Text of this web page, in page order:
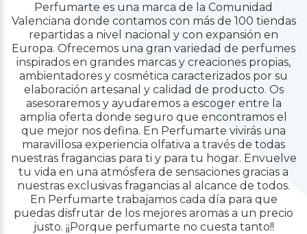
Perfumarte es una marca de la Comunidad
Valenciana donde contamos con más de 100 tiendas
repartidas a nivel nacional y con expansión en
Europa. Ofrecemos una gran variedad de perfumes
inspirados en grandes marcas y creaciones propias,
ambientadores y cosmética caracterizados por su
elaboración artesanal y calidad de producto. Os
asesoraremos y ayudaremos a escoger entre la
amplia oferta donde seguro que encontramos el
que mejor nos defina. En Perfumarte vivirás una
maravillosa experiencia olfativa a través de todas
nuestras fragancias para ti y para tu hogar. Envuelve
tu vida en una atmósfera de sensaciones gracias a
nuestras exclusivas fragancias al alcance de todos.
En Perfumarte trabajamos cada día para que
puedas disfrutar de los mejores aromas a un precio
justo. ¡¡Porque perfumarte no cuesta tanto!!